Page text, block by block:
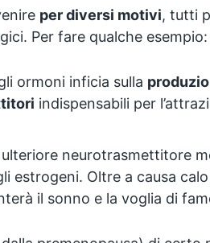
per diversi motivi, tutti
Per fare qualche esempio:
ormoni inficia sulla
indispensabili per
neurotrasmettitore
estrogeni. Oltre a causa
il sonno e la voglia di